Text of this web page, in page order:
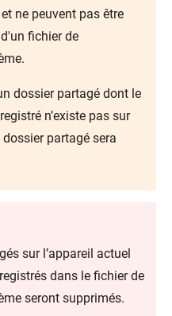
ne peuvent pas être
fichier de
dossier partagé dont le
n’existe pas sur
dossier partagé sera
sur l’appareil actuel
dans le fichier de
seront supprimés.